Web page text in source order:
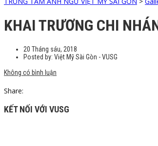
KHAI TRƯƠNG CHI
20 Tháng sáu, 2018
Posted by: Việt Mỹ Sài Gòn - VUSG
Không có bình luận
Share:
KẾT NỐI VỚI VUSG